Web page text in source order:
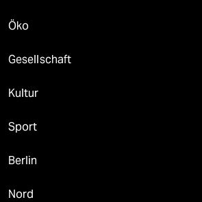
Öko
Gesellschaft
Kultur
Sport
Berlin
Nord